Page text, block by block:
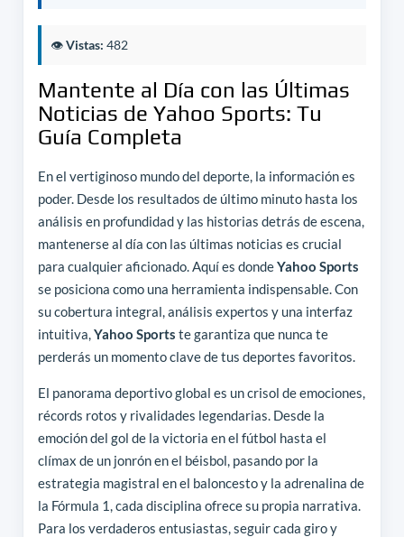
👁️Vistas: 482
Mantente al Día con las Últimas
Noticias de Yahoo Sports: Tu
Guía Completa
En el vertiginoso mundo del deporte, la información es
poder. Desde los resultados de último minuto hasta los
análisis en profundidad y las historias detrás de escena,
mantenerse al día con las últimas noticias es crucial
para cualquier aficionado. Aquí es dondeYahoo Sports
se posiciona como una herramienta indispensable. Con
su cobertura integral, análisis expertos y una interfaz
intuitiva,Yahoo Sports te garantiza que nunca te
perderás un momento clave de tus deportes favoritos.
El panorama deportivo global es un crisol de emociones,
récords rotos y rivalidades legendarias. Desde la
emoción del gol de la victoria en el fútbol hasta el
clímax de un jonrón en el béisbol, pasando por la
estrategia magistral en el baloncesto y la adrenalina de
la Fórmula 1, cada disciplina ofrece su propia narrativa.
Para los verdaderos entusiastas, seguir cada giro y